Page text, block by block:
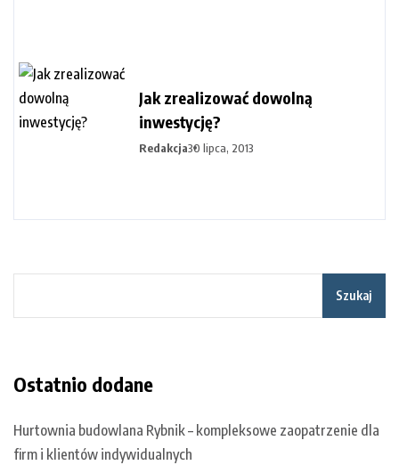
Jak zrealizować dowolną
inwestycję?
Redakcja30 lipca, 2013
Szukaj
Ostatnio dodane
Hurtownia budowlana Rybnik – kompleksowe zaopatrzenie dla
firm i klientów indywidualnych